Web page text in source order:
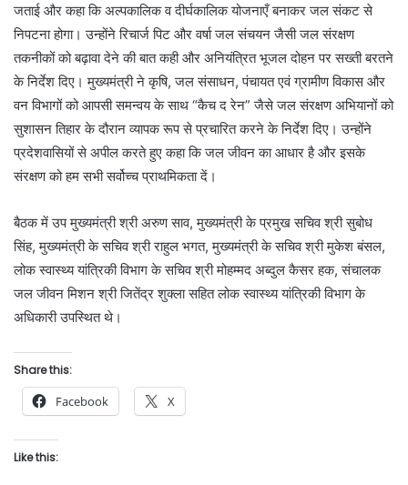
जताई और कहा कि अल्पकालिक व दीर्घकालिक योजनाएँ बनाकर जल संकट से
निपटना होगा। उन्होंने रिचार्ज पिट और वर्षा जल संचयन जैसी जल संरक्षण
तकनीकों को बढ़ावा देने की बात कही और अनियंत्रित भूजल दोहन पर सख्ती बरतने
के निर्देश दिए। मुख्यमंत्री ने कृषि, जल संसाधन, पंचायत एवं ग्रामीण विकास और
वन विभागों को आपसी समन्वय के साथ “कैच द रेन” जैसे जल संरक्षण अभियानों को
सुशासन तिहार के दौरान व्यापक रूप से प्रचारित करने के निर्देश दिए। उन्होंने
प्रदेशवासियों से अपील करते हुए कहा कि जल जीवन का आधार है और इसके
संरक्षण को हम सभी सर्वोच्च प्राथमिकता दें।
बैठक में उप मुख्यमंत्री श्री अरुण साव, मुख्यमंत्री के प्रमुख सचिव श्री सुबोध
सिंह, मुख्यमंत्री के सचिव श्री राहुल भगत, मुख्यमंत्री के सचिव श्री मुकेश बंसल,
लोक स्वास्थ्य यांत्रिकी विभाग के सचिव श्री मोहम्मद अब्दुल कैसर हक, संचालक
जल जीवन मिशन श्री जितेंद्र शुक्ला सहित लोक स्वास्थ्य यांत्रिकी विभाग के
अधिकारी उपस्थित थे।
Share this:
Facebook X
Like this: